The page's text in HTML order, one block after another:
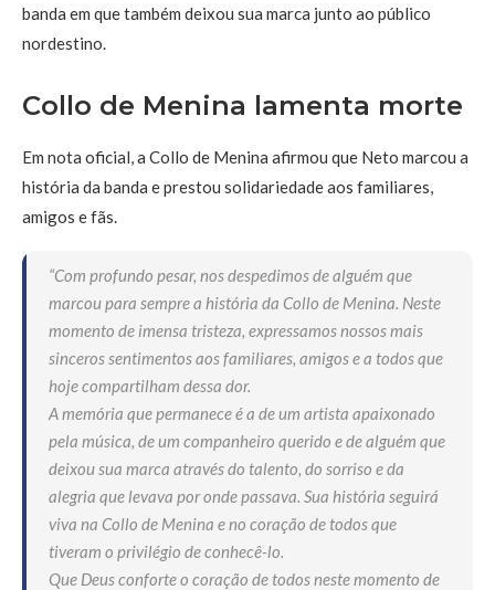
banda em que também deixou sua marca junto ao público
nordestino.
Collo de Menina lamenta morte
Em nota oficial, a Collo de Menina afirmou que Neto marcou a
história da banda e prestou solidariedade aos familiares,
amigos e fãs.
“Com profundo pesar, nos despedimos de alguém que
marcou para sempre a história da Collo de Menina. Neste
momento de imensa tristeza, expressamos nossos mais
sinceros sentimentos aos familiares, amigos e a todos que
hoje compartilham dessa dor.
A memória que permanece é a de um artista apaixonado
pela música, de um companheiro querido e de alguém que
deixou sua marca através do talento, do sorriso e da
alegria que levava por onde passava. Sua história seguirá
viva na Collo de Menina e no coração de todos que
tiveram o privilégio de conhecê-lo.
Que Deus conforte o coração de todos neste momento de